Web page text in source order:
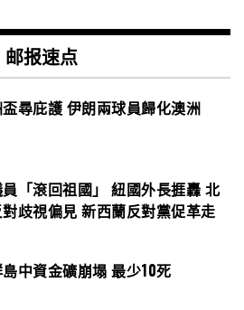
邮报速点
尋庇護 伊朗兩球員歸化澳洲
「滾回祖國」 紐國外長捱轟 北
歧視偏見 新西蘭反對黨促革走
中資金礦崩塌 最少10死